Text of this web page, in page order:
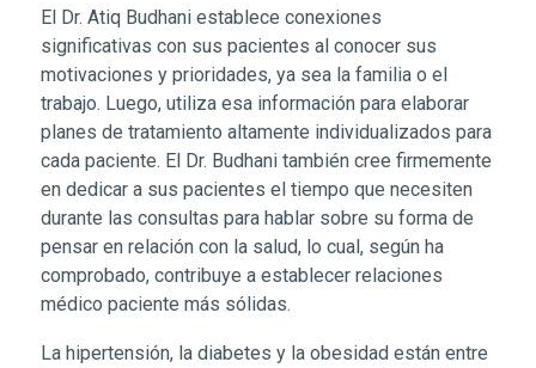
El Dr. Atiq Budhani establece conexiones
significativas con sus pacientes al conocer sus
motivaciones y prioridades, ya sea la familia o el
trabajo. Luego, utiliza esa información para elaborar
planes de tratamiento altamente individualizados para
cada paciente. El Dr. Budhani también cree firmemente
en dedicar a sus pacientes el tiempo que necesiten
durante las consultas para hablar sobre su forma de
pensar en relación con la salud, lo cual, según ha
comprobado, contribuye a establecer relaciones
médico paciente más sólidas.
La hipertensión, la diabetes y la obesidad están entre